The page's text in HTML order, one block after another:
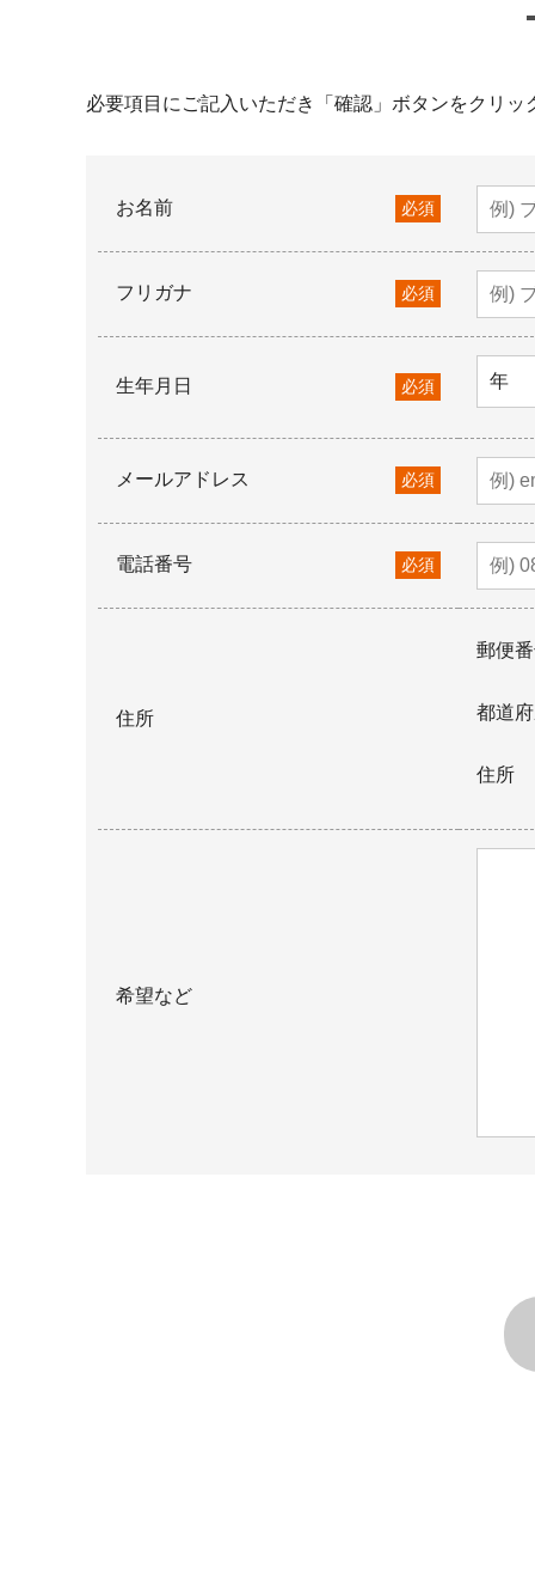
必要項目にご記入いただき「確認」ボタンをクリッ
お名前 必須
フリガナ 必須
生年月日 必須
メールアドレス 必須
電話番号 必須
住所
郵便
都道
住所
希望など